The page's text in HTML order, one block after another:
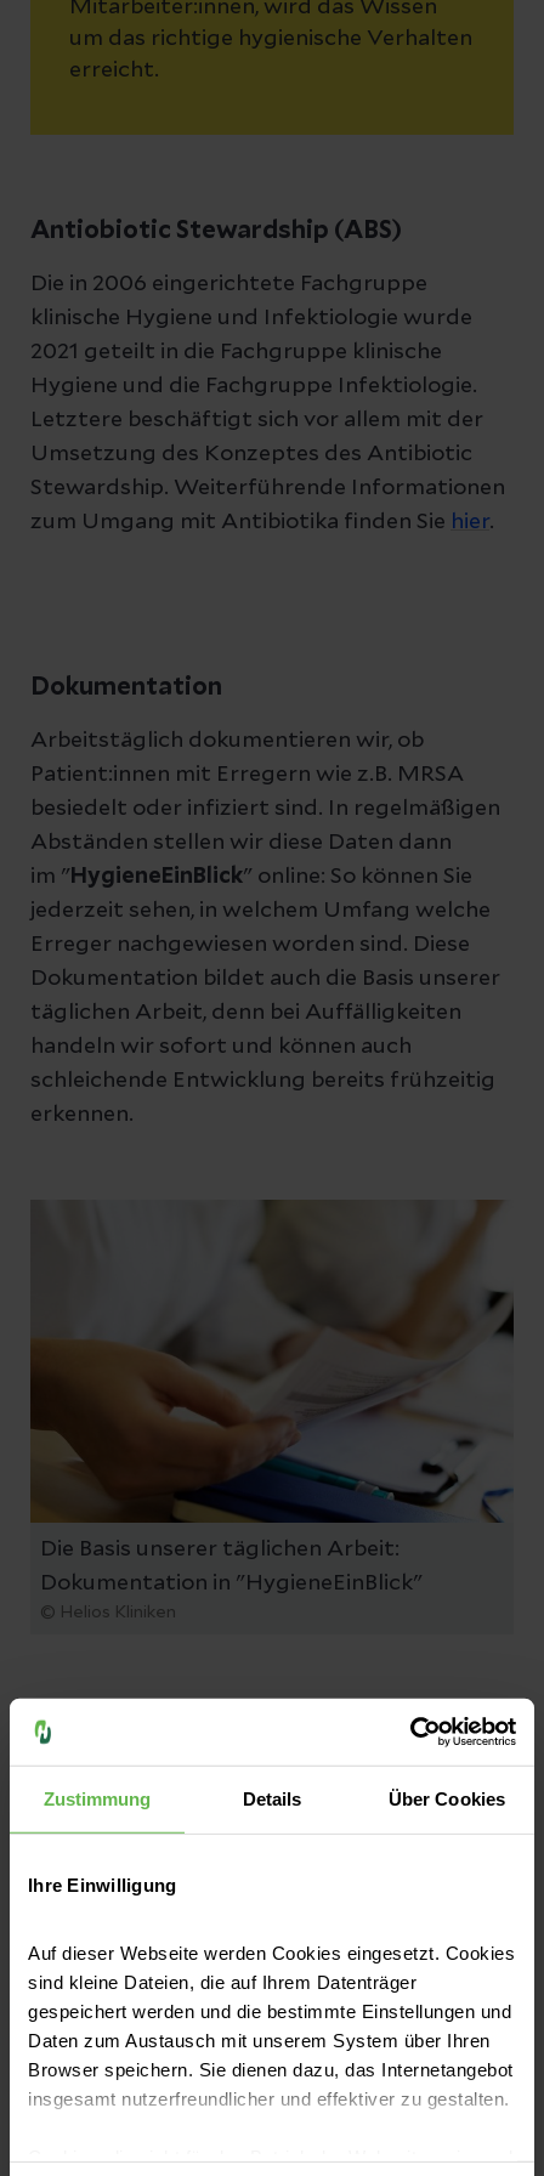
Zustimmung Details Über Cookies
Ihre Einwilligung
Auf dieser Webseite werden Cookies eingesetzt. Cookies
sind kleine Dateien, die auf Ihrem Datenträger
gespeichert werden und die bestimmte Einstellungen und
Daten zum Austausch mit unserem System über Ihren
Browser speichern. Sie dienen dazu, das Internetangebot
insgesamt nutzerfreundlicher und effektiver zu gestalten.
Mitarbeiter:innen, wird das Wissen
um das richtige hygienische Verhalten
erreicht.
Antiobiotic Stewardship (ABS)
Die in 2006 eingerichtete Fachgruppe
klinische Hygiene und Infektiologie wurde
2021 geteilt in die Fachgruppe klinische
Hygiene und die Fachgruppe Infektiologie.
Letztere beschäftigt sich vor allem mit der
Umsetzung des Konzeptes des Antibiotic
Stewardship. Weiterführende Informationen
zum Umgang mit Antibiotika finden Sie hier.
Dokumentation
Arbeitstäglich dokumentieren wir, ob
Patient:innen mit Erregern wie z.B. MRSA
besiedelt oder infiziert sind. In regelmäßigen
Abständen stellen wir diese Daten dann
im " HygieneEinBlick" online: So können Sie
jederzeit sehen, in welchem Umfang welche
Erreger nachgewiesen worden sind. Diese
Dokumentation bildet auch die Basis unserer
täglichen Arbeit, denn bei Auffälligkeiten
handeln wir sofort und können auch
schleichende Entwicklung bereits frühzeitig
erkennen.
Die Basis unserer täglichen Arbeit:
Dokumentation in "HygieneEinBlick"
© Helios Kliniken
Krankenhaus-Infektions-Surveillance
Um sich hier einem nationalen Vergleich zu
stellen, sind die Helios Kliniken Teilnehmer
Referenzzentrums für Surveillance von
nosokomialen Infektionen (NRZ).